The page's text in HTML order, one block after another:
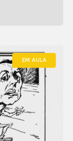
EM AULA